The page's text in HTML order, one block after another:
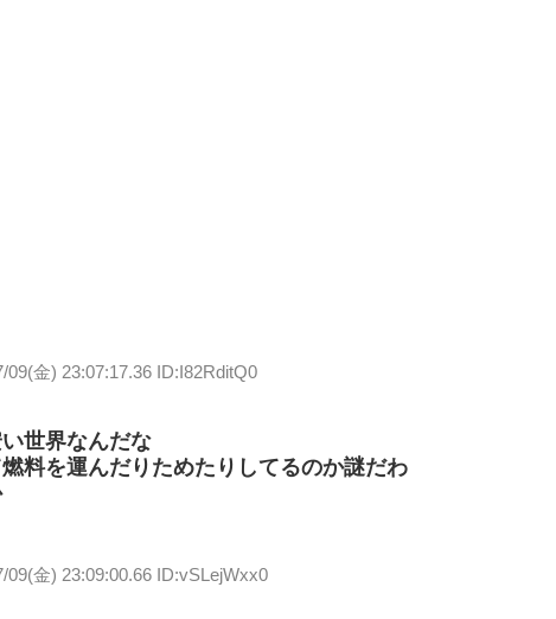
09(金) 23:07:17.36 ID:I82RditQ0
世界なんだな
料を運んだりためたりしてるのか謎だわ
09(金) 23:09:00.66 ID:vSLejWxx0